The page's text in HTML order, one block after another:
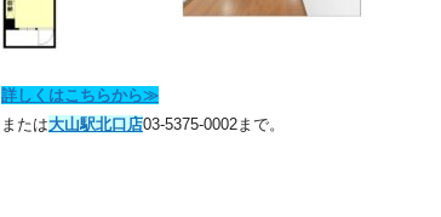
詳しくはこちらから≫
または大山駅北口店03-5375-0002まで。